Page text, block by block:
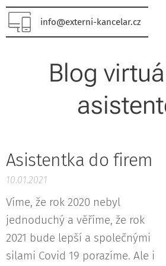
info@externi-kancelar.cz
Blog
Asistentka do firem
10.01.2021
Víme, že rok 2020 nebyl
jednoduchý a věříme, že rok
2021 bude lepší a společnými
silami Covid 19 porazíme. Ale i